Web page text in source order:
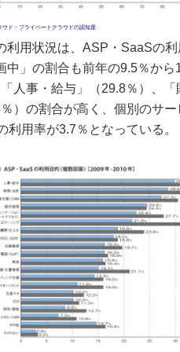
ウド・プライベートクラウドの認知度
用状況は、ASP・SaaSの利
中」の割合も前年の9.5％から
人事・給与」（29.8％）、
）の割合が高く、個別のサ
利用率が3.7％となっている。